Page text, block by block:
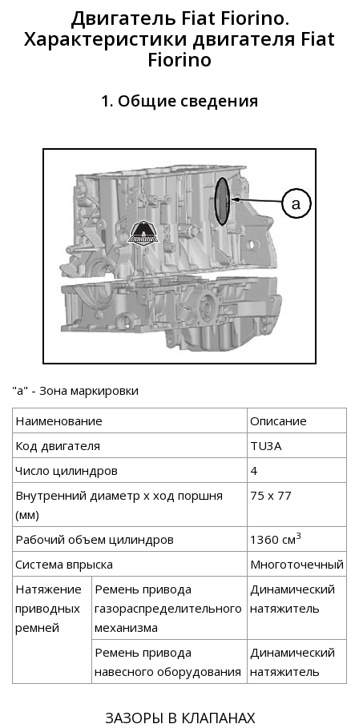
Двигатель Fiat Fiorino.
Характеристики двигателя Fiat
Fiorino
1. Общие сведения
"a" - Зона маркировки
Наименование
Описание
Код двигателя
TU3A
Число цилиндров
4
Внутренний диаметр x ход поршня
(мм)
75 x 77
Рабочий объем цилиндров 1360 см3
Система впрыска
Многоточечный
Натяжение
приводных
ремней
Ремень привода
газораспределительного
механизма
Динамический
натяжитель
Ремень привода
навесного оборудования
Динамический
натяжитель
ЗАЗОРЫ В КЛАПАНАХ